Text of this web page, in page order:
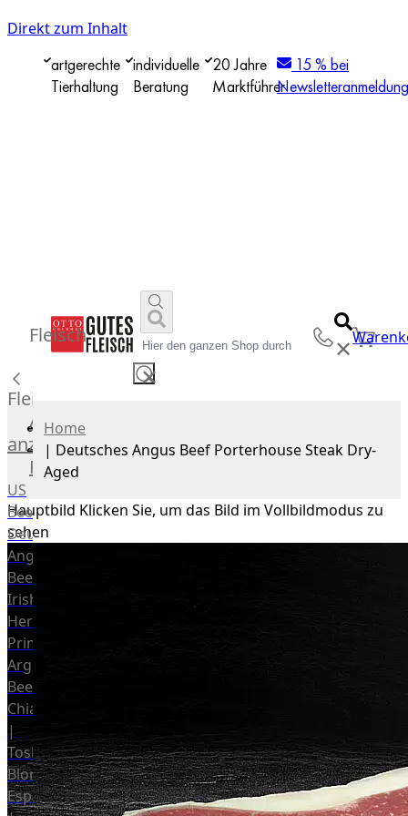
Direkt zum Inhalt
artgerechte
Tierhaltung
individuelle
Beratung
20 Jahre
Marktführer
15 % bei
Newsletteranmeldung
✕
✕
Fleisch
Fleisch
Alle
anzeigen
Rind
US
Beef
Deutsches
Angus
Beef
Irish
Hereford
Prime
Argentina
Beef
Chianina
|
Toskana
Blonda
Espanola
Home
| Deutsches Angus Beef Porterhouse Steak Dry-
Aged
Hauptbild Klicken Sie, um das Bild im Vollbildmodus zu
sehen